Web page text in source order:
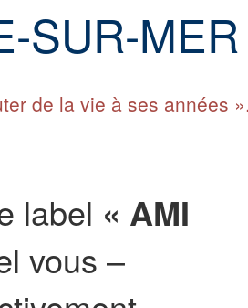
SUR-MER
de la vie à ses années ».
label « AMI
vous –